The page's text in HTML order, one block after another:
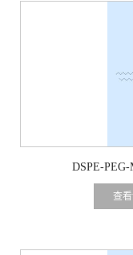
DSPE-
查